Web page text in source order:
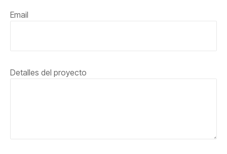
Email
Detalles del proyecto